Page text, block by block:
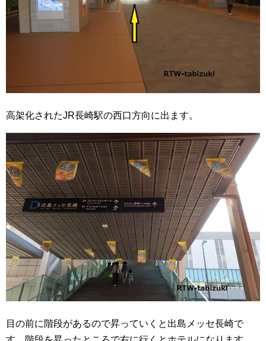
高架化されたJR長崎駅の西口方向に出ます。
目の前に階段があるので昇っていくと出島メッセ長崎で